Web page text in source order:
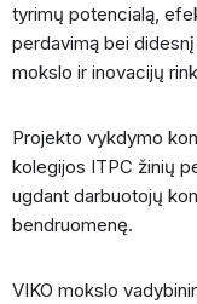
tyrimų potencialą,
perdavimą bei
mokslo ir inovacijų
Projekto vykdymo
kolegijos ITPC žinių
ugdant darbuotojų
bendruomenę.
VIKO mokslo